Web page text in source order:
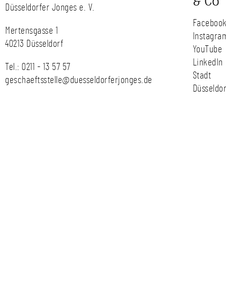
Düsseldorfer Jonges e. V.
Mertensgasse 1
40213 Düsseldorf
Tel.: 0211 - 13 57 57
geschaeftsstelle@duesseldorferjonges.de
YouTube
LinkedIn
Stadt